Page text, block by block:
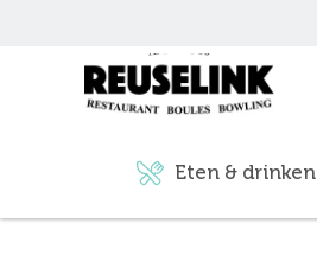
Eten & drinken